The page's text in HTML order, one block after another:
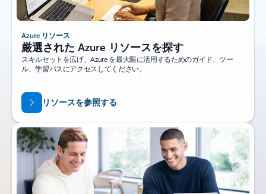
Azure リソース
厳選された Azure リソースを探す
スキルセットを広げ、Azure を最大限に活用するためのガイド、ツー
ル、学習パスにアクセスしてください。
リソースを参照する